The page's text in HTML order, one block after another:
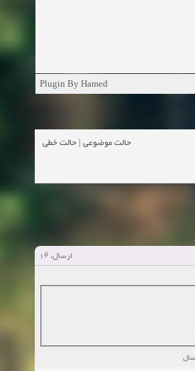
Plugin By Hamed
حالت موضوعی حالت خطی
ارسال: #1